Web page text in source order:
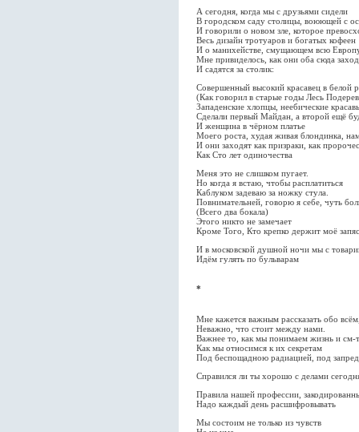
А сегодня, когда мы с друзьями сидели
В городском саду столицы, воюющей с
И говорили о новом зле, которое
Весь дизайн тротуаров и богатых кофеен
И о манихействе, смущающем всю
Мне привиделось, как они оба сюда
И садятся за столик:
Совершенный высокий красавец в белой
(Как говорил в старые годы Лесь
Западенские хлопцы, неебические
Сделали первый Майдан, а второй ещё
И женщина в чёрном платье
Моего роста, худая живая блондинка,
И они заходят как призраки, как
Как Сто лет одиночества
Меня это не слишком пугает.
Но когда я встаю, чтобы расплатиться
Каблуком задеваю за ножку стула.
Повнимательней, говорю я себе, чуть
(Всего два бокала)
Этого никто не замечает
Кроме Того, Кто крепко держит моё
И в московской душной ночи мы с
Идём гулять по бульварам
*
Мне кажется важным рассказать обо
Неважно, что стоит между нами.
Важнее то, как мы понимаем жизнь и см-
Как мы относимся к их секретам
Под беспощадною радиацией, под
Справился ли ты хорошо с делами
Правила нашей профессии,
Надо каждый день расшифровывать
Мы состоим не только из чувств